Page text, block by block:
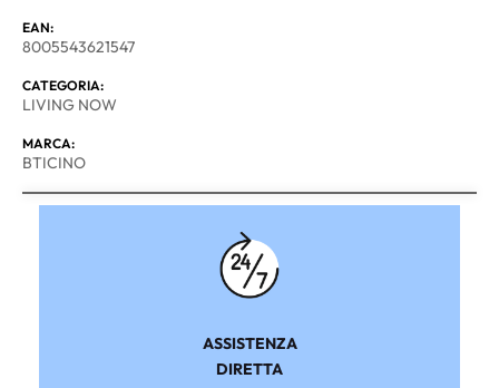
EAN:
8005543621547
CATEGORIA:
LIVING NOW
MARCA:
BTICINO
ASSISTENZA
DIRETTA